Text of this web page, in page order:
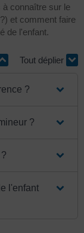
connaître sur le
et comment faire
de l'enfant.
Tout déplier
?
?
l'enfant